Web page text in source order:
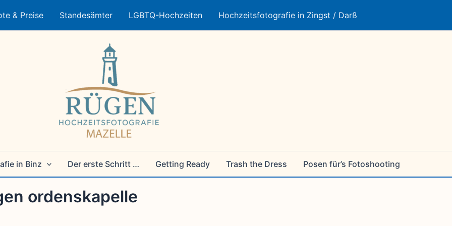
& Preise Standesämter LGBTQ-Hochzeiten Hochzeitsfotografie in Zingst / Darß
in Binz Der erste Schritt … Getting Ready Trash the Dress Posen für’s Fotoshooting
ordenskapelle